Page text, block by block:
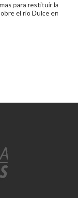
para restituir la
el río Dulce en